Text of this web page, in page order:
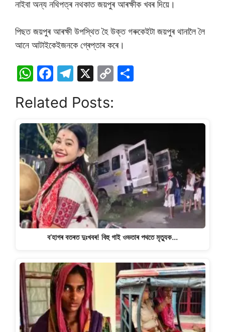
নাইবা অন্য নথিপত্ৰ নথকাত জয়পুৰ আৰক্ষীক খবৰ দিয়ে।
পিছত জয়পুৰ আৰক্ষী উপস্থিত হৈ উক্ত গৰুকেইটা জয়পুৰ থানালৈ লৈ
আনে আটাইকেইজনকে গ্ৰেপ্তাৰ কৰে।
W
at
s
A
p
p
F
c
e
b
o
o
k
T
e
gr
a
m
X
C
y
n
k
e
Related Posts:
ব’হাগৰ বতৰত দুঃখবৰ! বিহু গাই ওভতাৰ পথতে মৃত্যুক…